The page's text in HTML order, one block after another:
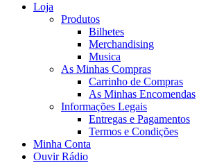
Loja
Produtos
Bilhetes
Merchandising
Musica
As Minhas Compras
Carrinho de Compras
As Minhas Encomendas
Informações Legais
Entregas e Pagamentos
Termos e Condições
Minha Conta
Ouvir Rádio